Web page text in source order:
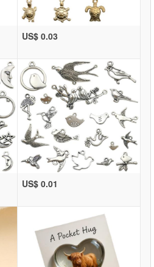
US$ 0.03
US$ 0.01